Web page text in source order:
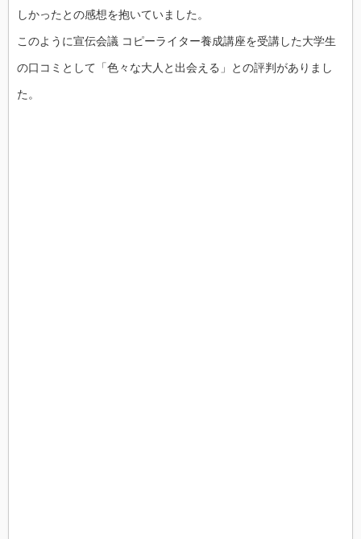
しかったとの感想を抱いていました。
このように宣伝会議 コピーライター養成講座を受講した大学生
の口コミとして「色々な大人と出会える」との評判がありまし
た。